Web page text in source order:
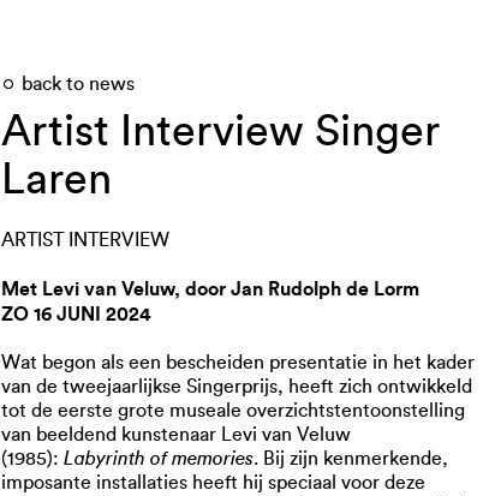
back to news
Artist Interview Singer
Laren
ARTIST INTERVIEW
Met Levi van Veluw, door Jan Rudolph de Lorm
ZO 16 JUNI 2024
Wat begon als een bescheiden presentatie in het kader
van de tweejaarlijkse Singerprijs, heeft zich ontwikkeld
tot de eerste grote museale overzichtstentoonstelling
van beeldend kunstenaar Levi van Veluw
(1985): Labyrinth of memories. Bij zijn kenmerkende,
imposante installaties heeft hij speciaal voor deze